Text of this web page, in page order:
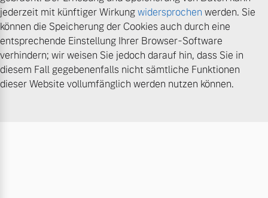
jederzeit mit künftiger Wirkungwidersprochen werden. Sie
können die Speicherung der Cookies auch durch eine
entsprechende Einstellung Ihrer Browser-Software
verhindern; wir weisen Sie jedoch darauf hin, dass Sie in
diesem Fall gegebenenfalls nicht sämtliche Funktionen
dieser Website vollumfänglich werden nutzen können.